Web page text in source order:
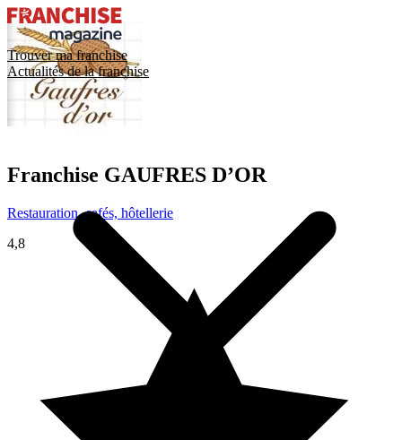
Trouver ma franchise
Actualités de la franchise
Franchise GAUFRES D’OR
Restauration, cafés, hôtellerie
4,8